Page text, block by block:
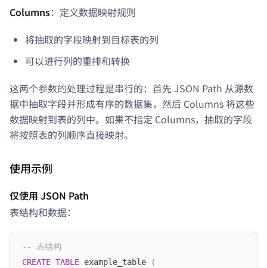
Columns：定义数据映射规则
将抽取的字段映射到目标表的列
可以进行列的重排和转换
这两个参数的处理过程是串行的：首先 JSON Path 从源数
据中抽取字段并形成有序的数据集，然后 Columns 将这些
数据映射到表的列中。如果不指定 Columns，抽取的字段
将按照表的列顺序直接映射。
使用示例
仅使用 JSON Path
表结构和数据：
-- 表结构
CREATE TABLE example_table
(